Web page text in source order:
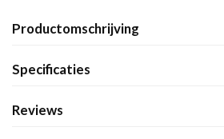
Productomschrijving
Specificaties
Reviews